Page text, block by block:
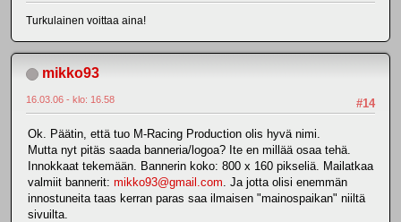
Turkulainen voittaa aina!
mikko93
#14
16.03.06 - klo: 16.58
Ok. Päätin, että tuo M-Racing Production olis hyvä nimi.
Mutta nyt pitäs saada banneria/logoa? Ite en millää osaa tehä.
Innokkaat tekemään. Bannerin koko: 800 x 160 pikseliä. Mailatkaa
valmiit bannerit: mikko93@gmail.com . Ja jotta olisi enemmän
innostuneita taas kerran paras saa ilmaisen "mainospaikan" niiltä
sivuilta.